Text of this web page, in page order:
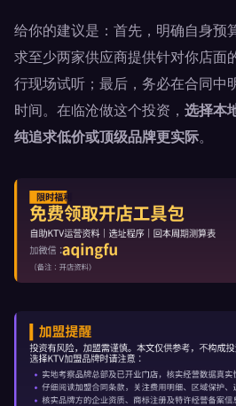
给你的建议是：首先，明确自身预
求至少两家供应商提供针对你店面
行现场试听；最后，务必在合同中
时间。在临沧做这个投资， 选择本
纯追求低价或顶级品牌更实际。